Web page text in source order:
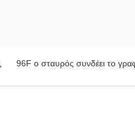
96F ο σταυρός συνδέει το